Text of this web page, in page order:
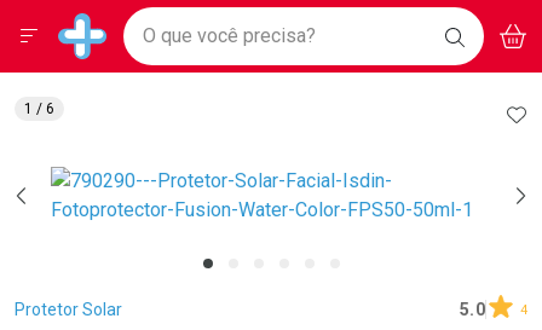
Drogarias Pacheco
Baixe nosso APP e aproveite Ofertas Exclusivas!
BAIXE
O APP
Ir direto para a home
pela página
Ir direto para o conteúdo
Ir direto para a busca
Ir direto para a conta
Ir direto para a notificações
Ir direto para o carrinho
Ir direto para o menu
Faça a sua busca
O que você precisa? BUSCAR
Menu
Breadcrumb
Protetor Solar 5.0 4
1 / 6